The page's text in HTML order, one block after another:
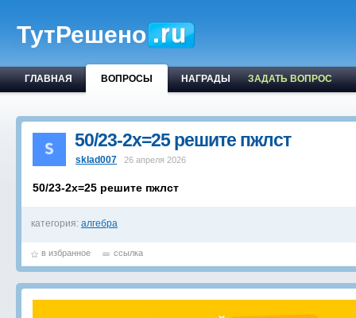
ТутРешено
ГЛАВНАЯ ВОПРОСЫ НАГРАДЫ ЗАДАТЬ ВОПРОС
50/23-2x=25 решите пжлст
sklad007 26 апреля 2026
50/23-2x=25 решите пжлст
категория: алгебра
в избранное ссылка